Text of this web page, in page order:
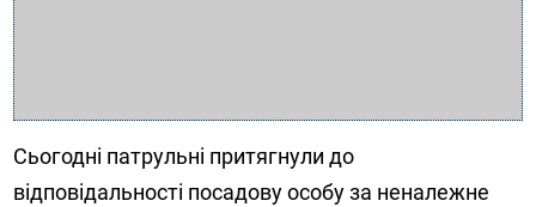
Сьогодні патрульні притягнули до
відповідальності посадову особу за неналежне